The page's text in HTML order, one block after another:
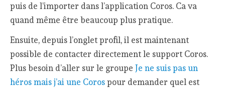
puis de l’importer dans l’application Coros. Ca va
quand même être beaucoup plus pratique.
Ensuite, depuis l’onglet profil, il est maintenant
possible de contacter directement le support Coros.
Plus besoin d’aller sur le groupeJe ne suis pas un
héros mais j’ai une Coros pour demander quel est